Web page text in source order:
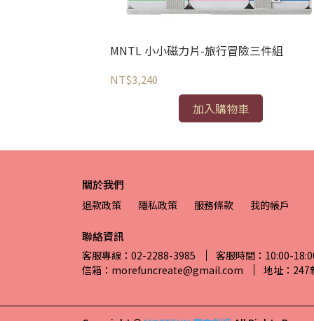
MNTL 小小磁力片-旅行冒險三件組
NT$3,240
加入購物車
關於我們
退款政策 隱私政策 服務條款 我的帳戶
聯絡資訊
客服專線：02-2288-3985
客服時間：10:00-
信箱：morefuncreate@gmail.com
地址：247